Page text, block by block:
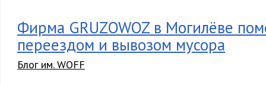
Фирма GRUZOWOZ в Могилёве
переездом и вывозом мусора
Блог им. WOFF